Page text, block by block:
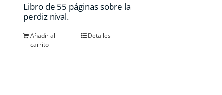
Libro de 55 páginas sobre la
perdiz nival.
Añadir al
carrito
Detalles